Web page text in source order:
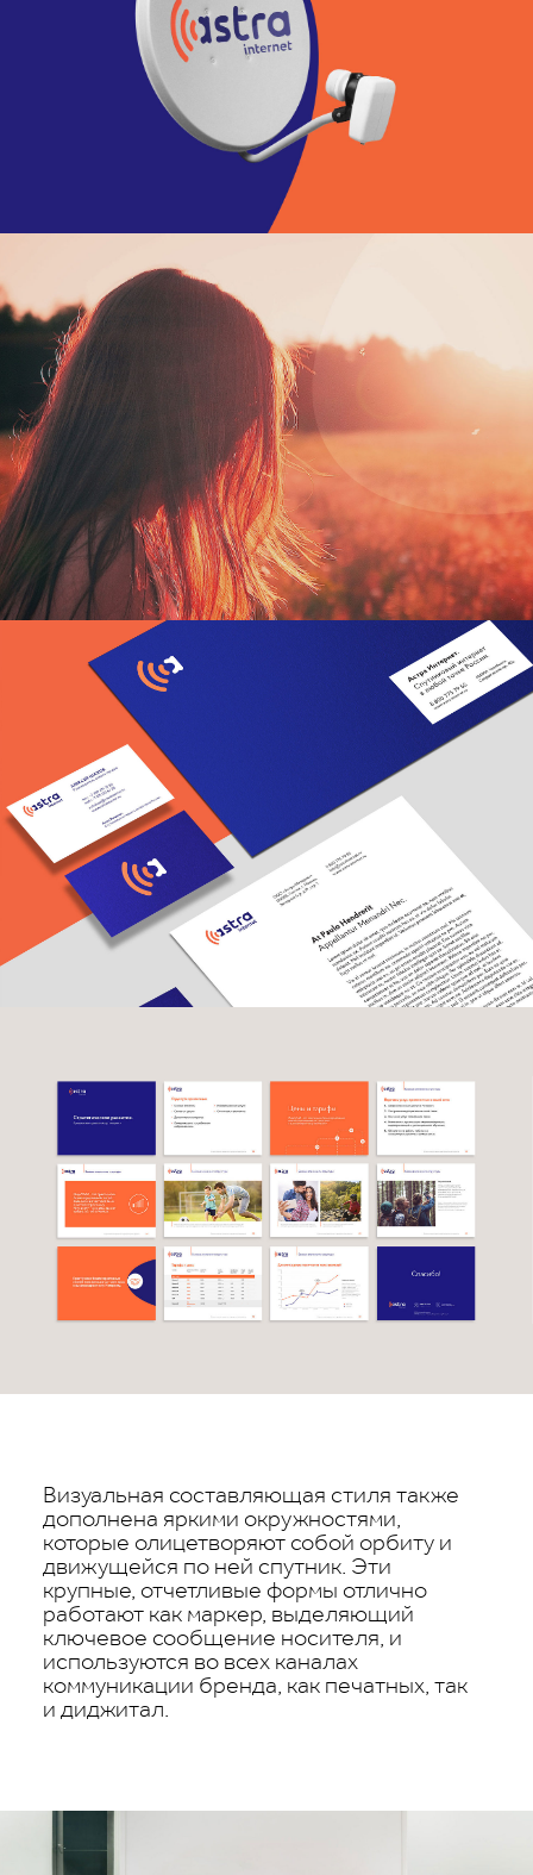
Визуальная составляющая стиля также
дополнена яркими окружностями,
которые олицетворяют собой орбиту и
движущейся по ней спутник. Эти
крупные, отчетливые формы отлично
работают как маркер, выделяющий
ключевое сообщение носителя, и
используются во всех каналах
коммуникации бренда, как печатных, так
и диджитал.